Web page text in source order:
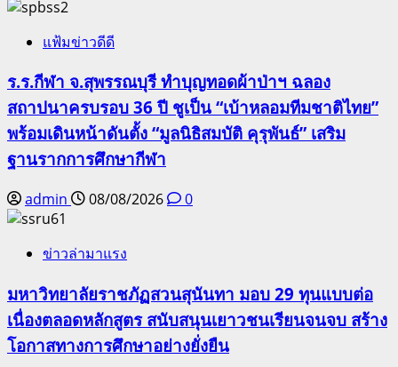
แฟ้มข่าวดีดี
ร.ร.กีฬา จ.สุพรรณบุรี ทำบุญทอดผ้าป่าฯ ฉลอง
สถาปนาครบรอบ 36 ปี ชูเป็น “เบ้าหลอมทีมชาติไทย”
พร้อมเดินหน้าดันตั้ง “มูลนิธิสมบัติ คุรุพันธ์” เสริม
ฐานรากการศึกษากีฬา
admin 08/08/2026 0
ข่าวล่ามาแรง
มหาวิทยาลัยราชภัฏสวนสุนันทา มอบ 29 ทุนแบบต่อ
เนื่องตลอดหลักสูตร สนับสนุนเยาวชนเรียนจนจบ สร้าง
โอกาสทางการศึกษาอย่างยั่งยืน